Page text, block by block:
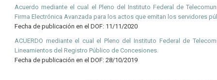
Acuerdo mediante el cual el Pleno del Instituto Federal de
Firma Electrónica Avanzada para los actos que emitan los servidores
Fecha de publicación en el DOF: 11/11/2020
ACUERDO mediante el cual el Pleno del Instituto Federal de
Lineamientos del Registro Público de Concesiones.
Fecha de publicación en el DOF: 28/10/2019